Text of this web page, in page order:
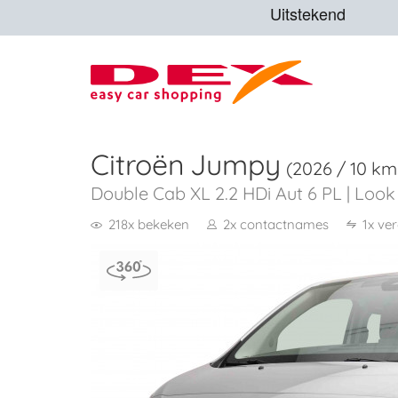
Citroën Jumpy (2026 / 10
Double Cab XL 2.2 HDi Aut 6 PL | Look
218x bekeken 2x contactnames 1x